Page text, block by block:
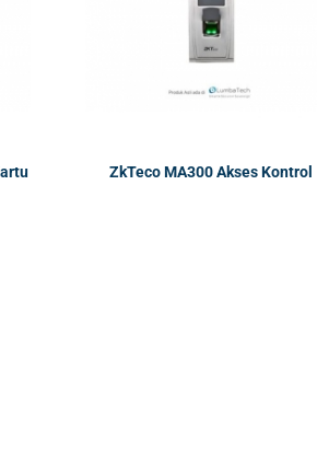
ZkTeco MA300 Akses Kontrol